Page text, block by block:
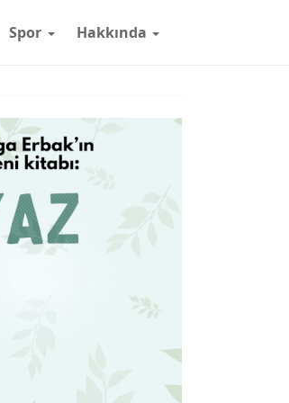
Spor Hakkında